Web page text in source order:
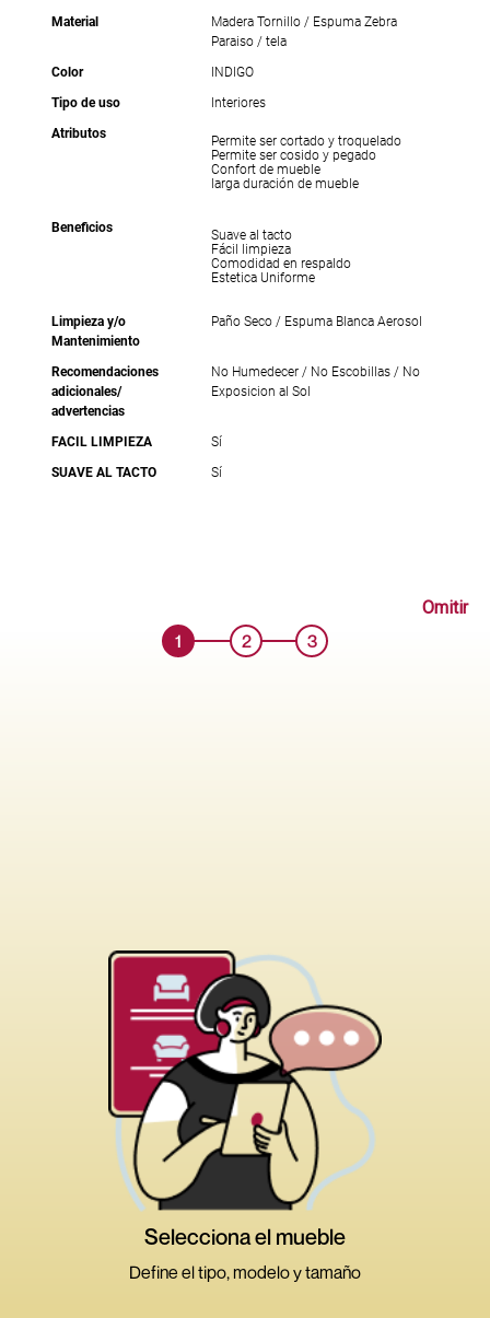
Material
Madera Tornillo / Espuma Zebra
Paraiso / tela
Color
INDIGO
Tipo de uso
Interiores
Atributos
Permite ser cortado y troquelado
Permite ser cosido y pegado
Confort de mueble
larga duración de mueble
Beneficios
Suave al tacto
Fácil limpieza
Comodidad en respaldo
Estetica Uniforme
Limpieza y/o
Mantenimiento
Paño Seco / Espuma Blanca Aerosol
Recomendaciones
adicionales/
advertencias
No Humedecer / No Escobillas / No
Exposicion al Sol
FACIL LIMPIEZA
Sí
SUAVE AL TACTO
Sí